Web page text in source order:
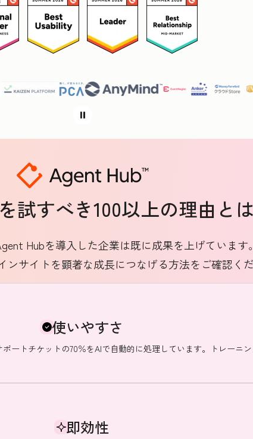
試すべき100以上の理由とは
Hubを導入した企業は既に成果を上げています
ンサイトを顕著な成長につなげる方法をご確認くだ
使いやすさ
ートチケットの70％をAIで自動的に処理しています。トレーニン
即効性